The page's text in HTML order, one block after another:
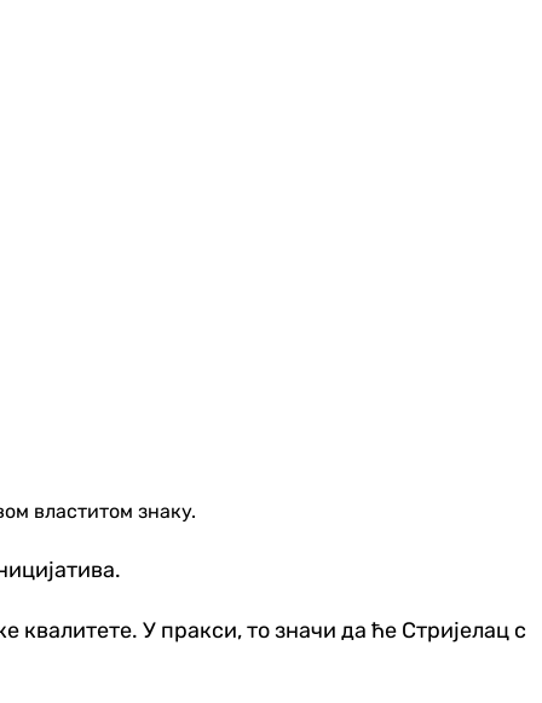
властитом знаку.
У пракси, то значи да ће Стријелац с